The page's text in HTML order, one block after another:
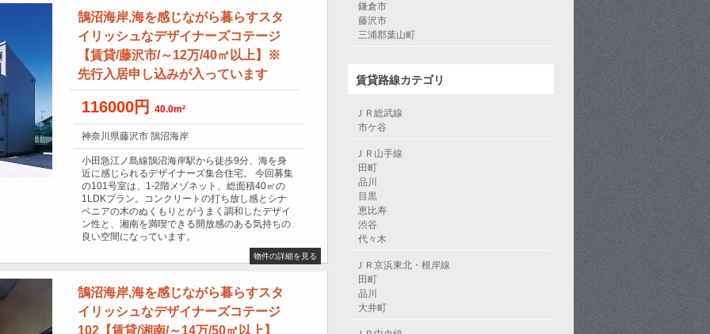
鵠沼海岸,海を感じながら暮らすスタ
イリッシュなデザイナーズコテージ
【賃貸/藤沢市/～12万/40㎡以上】※
先行入居申し込みが入っています
116000円 40.0m²
神奈川県藤沢市 鵠沼海岸
小田急江ノ島線鵠沼海岸駅から徒歩9分、海を身
近に感じられるデザイナーズ集合住宅。 今回募集
の101号室は、1-2階メゾネット、総面積40㎡の
1LDKプラン。コンクリートの打ち放し感とシナ
ベニアの木のぬくもりとがうまく調和したデザイ
ン性と、湘南を満喫できる開放感のある気持ちの
良い空間になっています。
物件の詳細を見る
鵠沼海岸,海を感じながら暮らすスタ
イリッシュなデザイナーズコテージ
102【賃貸/湘南/～14万/50㎡以上】
鎌倉市
藤沢市
三浦郡葉山町
賃貸路線カテゴリ
ＪＲ総武線
市ケ谷
ＪＲ山手線
田町
品川
目黒
恵比寿
渋谷
代々木
ＪＲ京浜東北・根岸線
田町
品川
大井町